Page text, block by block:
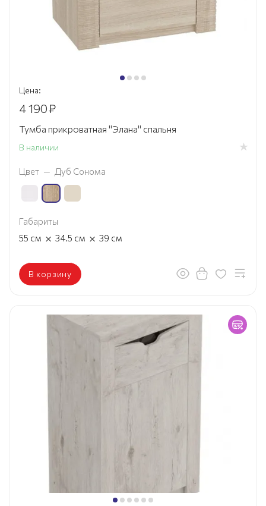
Цена:
4 190₽
Тумба прикроватная "Элана" спальня
В наличии
Цвет — Дуб Сонома
Габариты
55 см × 34.5 см × 39 см
В корзину